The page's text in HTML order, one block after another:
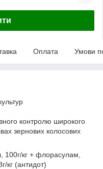
Оплата Умови
контролю широкого
зернових колосових
100г/кг + флорасулам,
кг (антидот)